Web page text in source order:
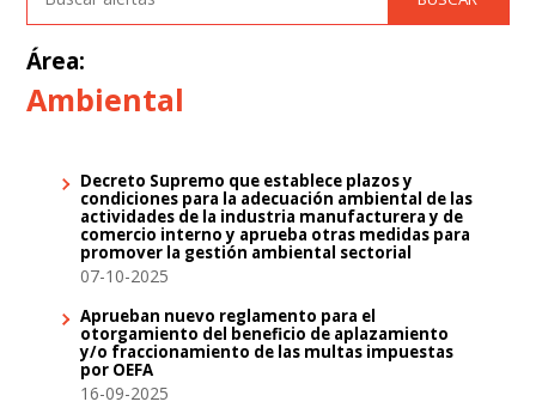
Área:
Ambiental
Decreto Supremo que establece plazos y
condiciones para la adecuación ambiental de las
actividades de la industria manufacturera y de
comercio interno y aprueba otras medidas para
promover la gestión ambiental sectorial
07-10-2025
Aprueban nuevo reglamento para el
otorgamiento del beneficio de aplazamiento
y/o fraccionamiento de las multas impuestas
por OEFA
16-09-2025